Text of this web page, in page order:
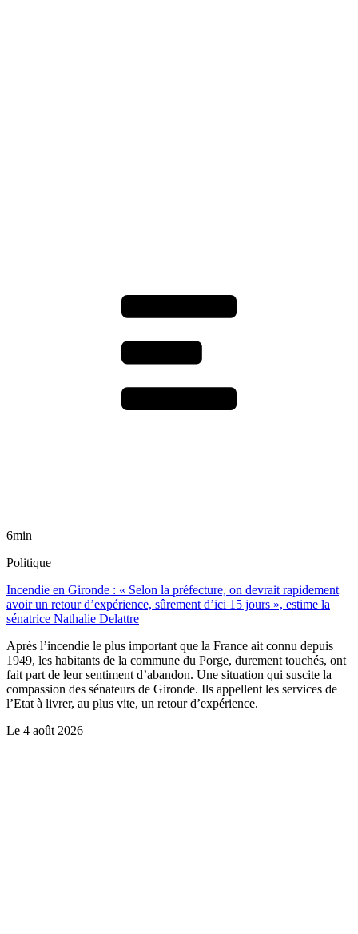
6min
Politique
Incendie en Gironde : « Selon la préfecture, on devrait rapidement
avoir un retour d’expérience, sûrement d’ici 15 jours », estime la
sénatrice Nathalie Delattre
Après l’incendie le plus important que la France ait connu depuis
1949, les habitants de la commune du Porge, durement touchés, ont
fait part de leur sentiment d’abandon. Une situation qui suscite la
compassion des sénateurs de Gironde. Ils appellent les services de
l’Etat à livrer, au plus vite, un retour d’expérience.
Le 4 août 2026